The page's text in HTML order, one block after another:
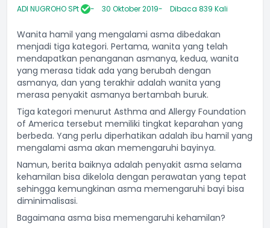
ADI NUGROHO SPt 30 Oktober 2019 Dibaca 839 Kali
Wanita hamil yang mengalami asma dibedakan
menjadi tiga kategori. Pertama, wanita yang telah
mendapatkan penanganan asmanya, kedua, wanita
yang merasa tidak ada yang berubah dengan
asmanya, dan yang terakhir adalah wanita yang
merasa penyakit asmanya bertambah buruk.
Tiga kategori menurut Asthma and Allergy Foundation
of America tersebut memiliki tingkat keparahan yang
berbeda. Yang perlu diperhatikan adalah ibu hamil yang
mengalami asma akan memengaruhi bayinya.
Namun, berita baiknya adalah penyakit asma selama
kehamilan bisa dikelola dengan perawatan yang tepat
sehingga kemungkinan asma memengaruhi bayi bisa
diminimalisasi.
Bagaimana asma bisa memengaruhi kehamilan?